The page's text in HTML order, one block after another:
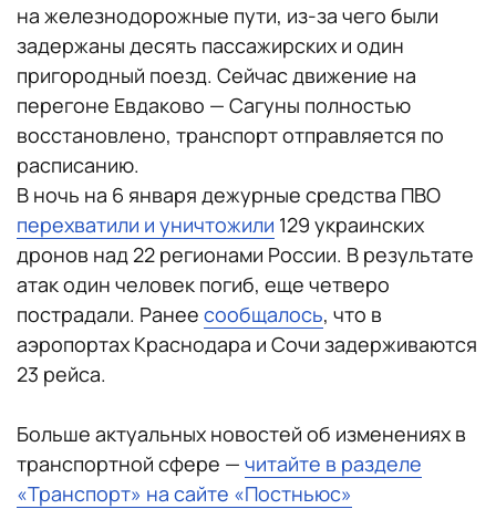
на железнодорожные пути, из-за чего были
задержаны десять пассажирских и один
пригородный поезд. Сейчас движение на
перегоне Евдаково — Сагуны полностью
восстановлено, транспорт отправляется по
расписанию.
В ночь на 6 января дежурные средства ПВО
перехватили и уничтожили 129 украинских
дронов над 22 регионами России. В результате
атак один человек погиб, еще четверо
пострадали. Ранее сообщалось, что в
аэропортах Краснодара и Сочи задерживаются
23 рейса.
Больше актуальных новостей об изменениях в
транспортной сфере — читайте в разделе
«Транспорт» на сайте «Постньюс»